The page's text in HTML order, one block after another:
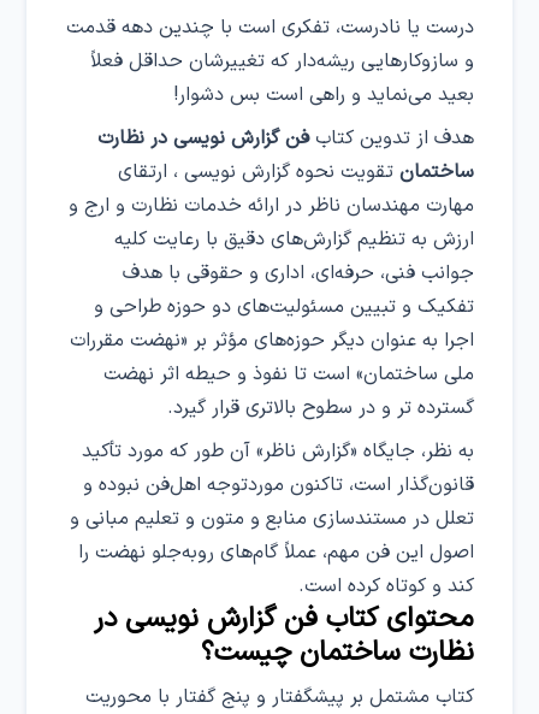
درست یا نادرست، تفکری است با چندین دهه قدمت
و سازوکارهایی ریشه‌دار که تغییرشان حداقل فعلاً
بعید می‌نماید و راهی است بس دشوار!
هدف از تدوین کتابفن گزارش‌ نویسی در نظارت
ساختمان تقویت نحوه گزارش‌ نویسی ، ارتقای
مهارت مهندسان ناظر در ارائه خدمات نظارت و ارج و
ارزش به تنظیم گزارش‌های دقیق با رعایت کلیه
جوانب فنی، حرفه‌ای، اداری و حقوقی با هدف
تفکیک و تبیین مسئولیت‌های دو حوزه طراحی و
اجرا به‌ عنوان دیگر حوزه‌های مؤثر بر «نهضت مقررات
ملی ساختمان» است تا نفوذ و حیطه اثر نهضت
گسترده‎ تر و در سطوح بالاتری قرار گیرد.
به نظر، جایگاه «گزارش ناظر» آن طور که مورد تأکید
قانون‌گذار است، تاکنون موردتوجه اهل‌فن نبوده و
تعلل در مستندسازی منابع و متون و تعلیم مبانی و
اصول این فن مهم، عملاً گام‌های روبه‌جلو نهضت را
کند و کوتاه کرده است.
محتوای کتاب فن گزارش نویسی در
نظارت ساختمان چیست؟
کتاب مشتمل بر پیشگفتار و پنج گفتار با محوریت